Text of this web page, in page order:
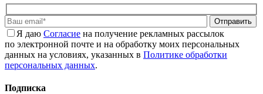
Отправить
Я даю Cогласие на получение рекламных рассылок
по электронной почте и на обработку моих персональных
данных на условиях, указанных в Политике обработки
персональных данных.
Подписка